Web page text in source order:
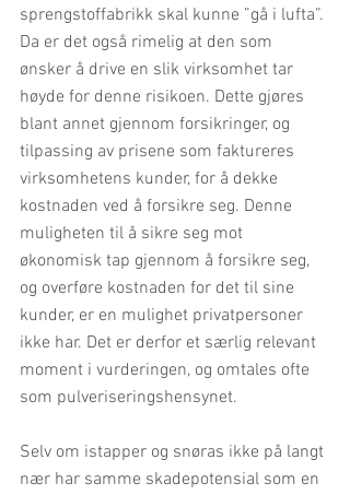
sprengstoffabrikk skal kunne ”gå i lufta”.
Da er det også rimelig at den som
ønsker å drive en slik virksomhet tar
høyde for denne risikoen. Dette gjøres
blant annet gjennom forsikringer, og
tilpassing av prisene som faktureres
virksomhetens kunder, for å dekke
kostnaden ved å forsikre seg. Denne
muligheten til å sikre seg mot
økonomisk tap gjennom å forsikre seg,
og overføre kostnaden for det til sine
kunder, er en mulighet privatpersoner
ikke har. Det er derfor et særlig relevant
moment i vurderingen, og omtales ofte
som pulveriseringshensynet.
Selv om istapper og snøras ikke på langt
nær har samme skadepotensial som en